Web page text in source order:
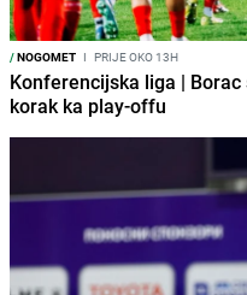
/NOGOMET I PRIJE OKO 13H
Konferencijska liga |
korak ka play-offu